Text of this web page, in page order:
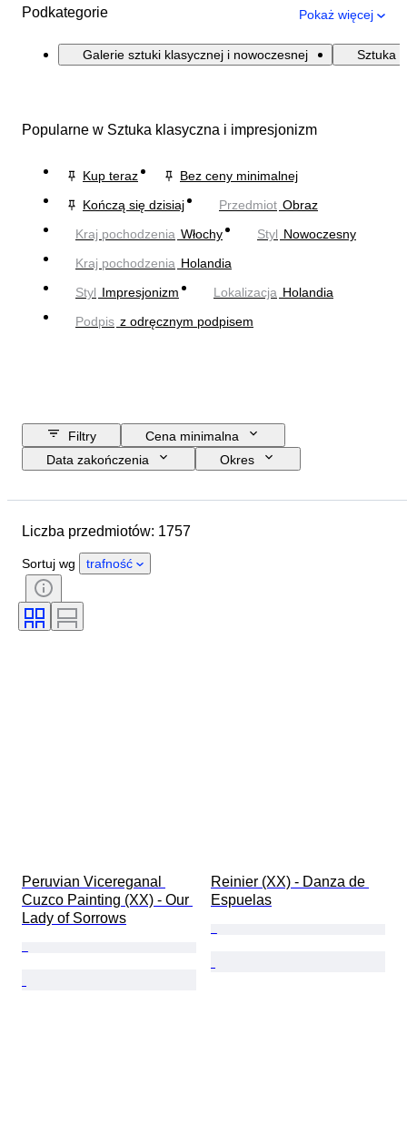
Podkategorie Pokaż więcej
Galerie sztuki klasycznej i nowoczesnej Sztuka
Popularne w Sztuka klasyczna i impresjonizm
Kup teraz
Bez ceny minimalnej
Kończą się dzisiaj
Przedmiot Obraz
Kraj pochodzenia Włochy Styl Nowoczesny
Kraj pochodzenia Holandia
Styl Impresjonizm Lokalizacja Holandia
Podpis z odręcznym podpisem
Filtry
Cena minimalna
Data zakończenia
Okres
Lokalizacja
Przedmiot
Tematyka
Artysta
Liczba przedmiotów: 1757
Sortuj wg trafność
Peruvian Vicereganal
Cuzco Painting (XX) - Our
Lady of Sorrows
Reinier (XX) - Danza de
Espuelas